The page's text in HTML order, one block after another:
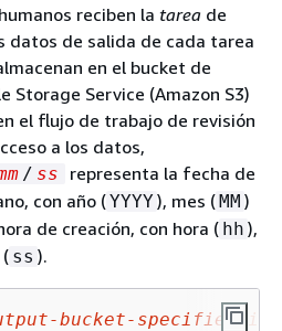
reciben la tarea de
datos de salida de cada tarea
en el bucket de
Storage Service (Amazon S3)
el flujo de trabajo de revisión
a los datos,
/ ss
representa la fecha de
con año (YYYY), mes (MM )
de creación, con hora ( hh ),
ss ).
bucket-specified-